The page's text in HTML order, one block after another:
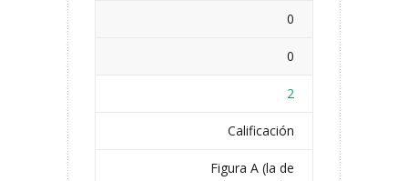
0
0
2
Calificación
Figura A (la de